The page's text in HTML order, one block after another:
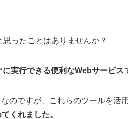
ったことはありませんか？
実行できる便利なWebサービス
のですが、これらのツールを活
くれました。